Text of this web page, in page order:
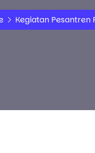
Kegiatan Pesantren